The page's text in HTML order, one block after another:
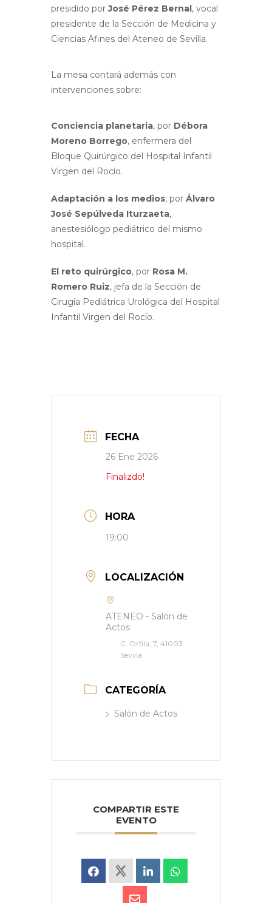
presidido porJosé Pérez Bernal, vocal
presidente de la Sección de Medicina y
Ciencias Afines del Ateneo de Sevilla.
La mesa contará además con
intervenciones sobre:
Conciencia planetaria, por Débora
Moreno Borrego, enfermera del
Bloque Quirúrgico del Hospital Infantil
Virgen del Rocío.
Adaptación a los medios, por Álvaro
José Sepúlveda Iturzaeta,
anestesiólogo pediátrico del mismo
hospital.
El reto quirúrgico, por Rosa M.
Romero Ruiz, jefa de la Sección de
Cirugía Pediátrica Urológica del Hospital
Infantil Virgen del Rocío.
FECHA
26 Ene 2026
Finalizdo!
HORA
19:00
LOCALIZACIÓN
ATENEO - Salón de
Actos
C. Orfila, 7, 41003
Sevilla
CATEGORÍA
Salón de Actos
COMPARTIR ESTE
EVENTO